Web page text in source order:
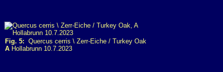
Fig. 5: Quercus cerris \ Zerr-Eiche / Turkey Oak
A Hollabrunn 10.7.2023